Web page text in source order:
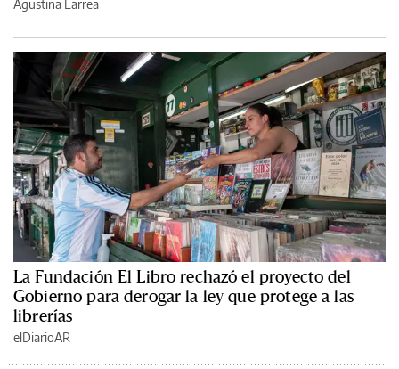
Agustina Larrea
La Fundación El Libro rechazó el proyecto del
Gobierno para derogar la ley que protege a las
librerías
elDiarioAR